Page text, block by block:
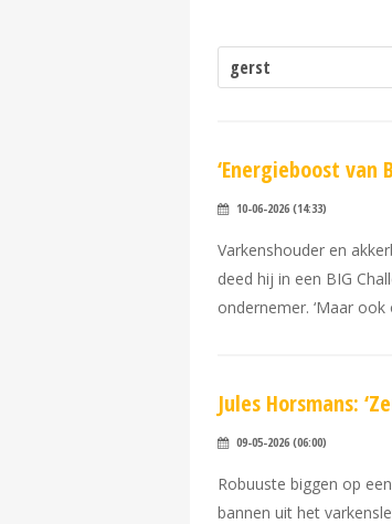
‘Energieboost
10-06-2026 (14:33)
Varkenshouder en
deed hij in een BIG
ondernemer. ‘Maar
Jules Horsmans:
09-05-2026 (06:00)
Robuuste biggen op
bannen uit het